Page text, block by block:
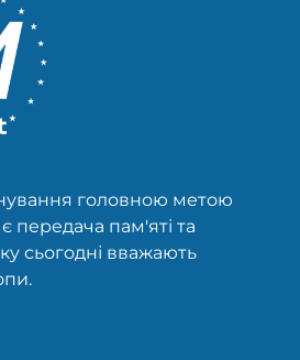
головною метою
передача пам'яті та
сьогодні вважають